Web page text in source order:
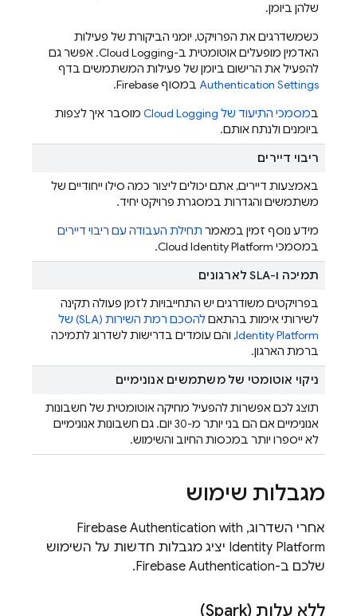
שלהן ביומן.
כשמשדרגים את הפרויקט, יומני הביקורת של פעילות
האדמין מופעלים אוטומטית ב-Cloud Logging. אפשר גם
להפעיל את הרישום ביומן של פעילות המשתמשים בדף
Authentication SettingsבמסוףFirebase
.
במסמכי התיעוד של Cloud Logging
מוסבר איך לצפות
ביומנים ולנתח אותם.
ריבוי דיירים
באמצעות דיירים, אתם יכולים ליצור כמה סילו ייחודיים של
משתמשים והגדרות במסגרת פרויקט יחיד.
מידע נוסף זמין במאמר תחילת העבודה עם ריבוי דיירים
במסמכי Cloud Identity Platform.
תמיכה ו-SLA לארגונים
בפרויקטים משודרגים יש התחייבויות לזמן פעולה תקינה
לשירותי אימות בהתאם
להסכם רמת השירות (SLA) של
Identity Platform, והם עומדים בדרישות לשדרוג לתמיכה
ברמת הארגון.
ניקוי אוטומטי של משתמשים אנונימיים
תוצג לכם אפשרות להפעיל מחיקה אוטומטית של חשבונות
אנונימיים אם הם בני יותר מ-30 יום. גם חשבונות אנונימיים
לא ייספרו יותר במכסות החיוב והשימוש.
מגבלות שימוש
אחרי השדרוג, Firebase Authentication with
Identity Platformיציג מגבלות חדשות על השימוש
שלכם ב-Firebase Authentication
.
ללא עלות (Spark)